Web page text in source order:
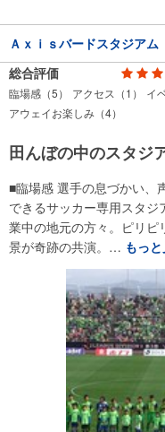
Ａｘｉｓバードスタジアム
総合評価
臨場感（5） アクセス（1） イ
アウェイお楽しみ（4）
田んぼの中のスタジ
■臨場感 選手の息づかい、
できるサッカー専用スタ
業中の地元の方々。ピリ
景が奇跡の共演。… もっ